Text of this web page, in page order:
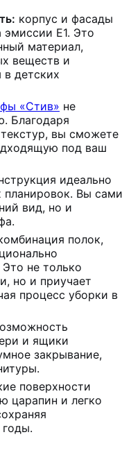
корпус и фасады
эмиссии Е1. Это
материал,
веществ и
в детских
«Стив» не
Благодаря
вы сможете
под ваш
идеально
планировок. Вы сами
вид, но и
полок,
не только
но и приучает
процесс уборки в
и ящики
закрывание,
поверхности
царапин и легко
годы.